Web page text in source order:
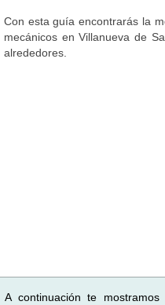
Con esta guía encontrarás la
mecánicos en Villanueva de
alrededores.
A continuación te